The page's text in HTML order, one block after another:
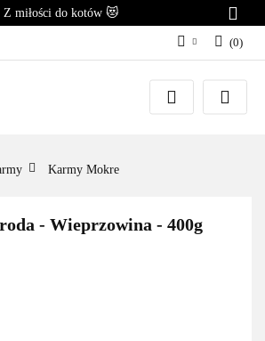
miłości do kotów 😻
Zaloguj się
Załóż konto
(0)
Karmy Mokre
- Wieprzowina - 400g